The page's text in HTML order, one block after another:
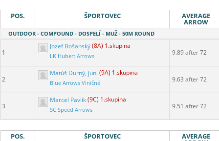
POS. ŠPORTOVEC AVERAGE
ARROW
OUTDOOR - COMPOUND - DOSPELÍ - MUŽ - 50M ROUND
1
Jozef Bošanský(8A) 1.skupina
LK Hubert Arrows 9.89 after 72
2
Matúš Durný, jun.(9A) 1.skupina
Blue Arrows Viničné 9.63 after 72
3
Marcel Pavlík(9C) 1.skupina
SC Speed Arrows 9.51 after 72
POS. ŠPORTOVEC AVERAGE